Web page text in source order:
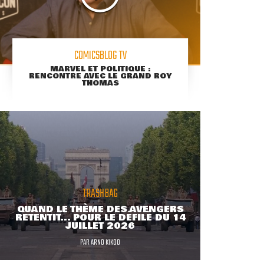
COMICSBLOG TV
MARVEL ET POLITIQUE :
RENCONTRE AVEC LE GRAND ROY
THOMAS
TRASHBAG
QUAND LE THÈME DES AVENGERS
RETENTIT... POUR LE DÉFILÉ DU 14
JUILLET 2026
PARARNO KIKOO